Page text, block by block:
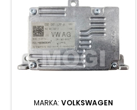
MARKA: VOLKSWAGEN